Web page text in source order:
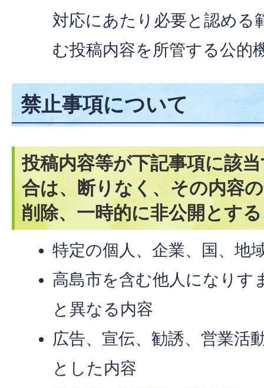
対応にあたり必要と認める
む投稿内容を所管する公的
禁止事項について
投稿内容等が下記事項に該
合は、断りなく、その内容
削除、一時的に非公開とす
特定の個人、企業、国、地
高島市を含む他人になりす
と異なる内容
広告、宣伝、勧誘、営業活
とした内容